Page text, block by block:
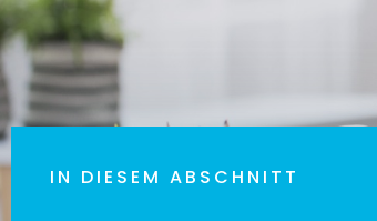
IN DIESEM ABSCHNITT